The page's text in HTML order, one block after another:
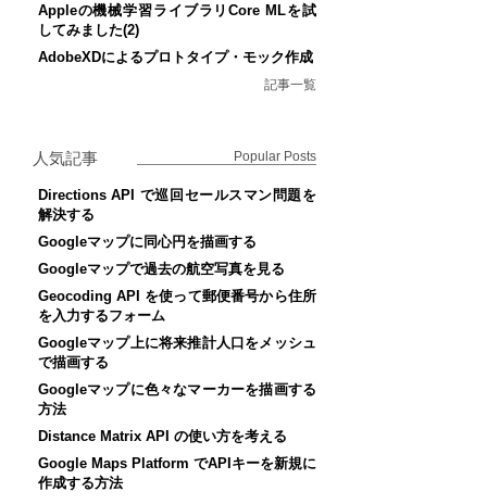
Appleの機械学習ライブラリCore MLを試
してみました(2)
AdobeXDによるプロトタイプ・モック作成
記事一覧
人気記事 Popular Posts
Directions API で巡回セールスマン問題を
解決する
Googleマップに同心円を描画する
Googleマップで過去の航空写真を見る
Geocoding API を使って郵便番号から住所
を入力するフォーム
Googleマップ上に将来推計人口をメッシュ
で描画する
Googleマップに色々なマーカーを描画する
方法
Distance Matrix API の使い方を考える
Google Maps Platform でAPIキーを新規に
作成する方法